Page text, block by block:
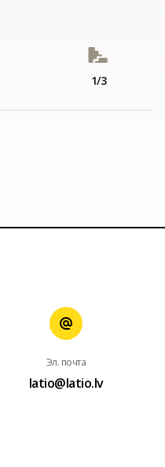
1/3
Эл. почта
latio@latio.lv